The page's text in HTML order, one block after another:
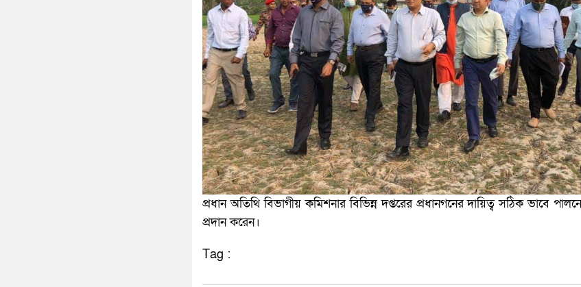
প্রধান অতিথি বিভাগীয় কমিশনার বিভিন্ন দপ্তরের প্রধানগনের দায়িত্ব সঠিক ভাবে
প্রদান করেন।
Tag :